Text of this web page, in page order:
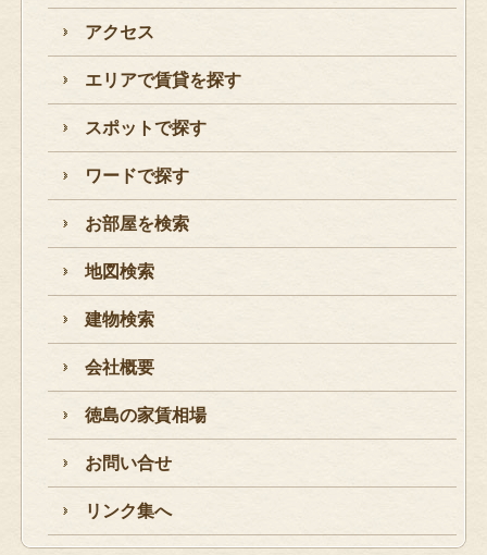
アクセス
エリアで賃貸を探す
スポットで探す
ワードで探す
お部屋を検索
地図検索
建物検索
会社概要
徳島の家賃相場
お問い合せ
リンク集へ